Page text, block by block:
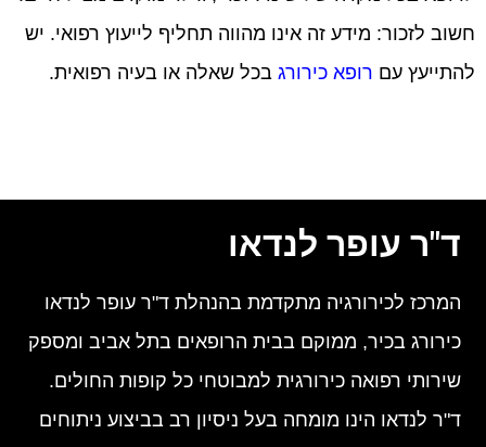
חשוב לזכור: מידע זה אינו מהווה תחליף לייעוץ רפואי. יש
להתייעץ עם רופא כירורג בכל שאלה או בעיה רפואית.
ד"ר עופר לנדאו
המרכז לכירורגיה מתקדמת בהנהלת ד"ר עופר לנדאו
כירורג בכיר, ממוקם בבית הרופאים בתל אביב ומספק
שירותי רפואה כירורגית למבוטחי כל קופות החולים.
ד"ר לנדאו הינו מומחה בעל ניסיון רב בביצוע ניתוחים